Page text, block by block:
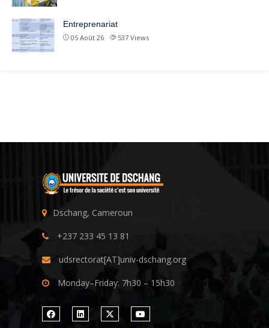
Entreprenariat
05 Août 26 537 Views
Dschang, Cameroun
+237 233 45 13 81
udsrectorat[AT]univ-dschang.org
Monday–Friday: 7h30 – 15h30